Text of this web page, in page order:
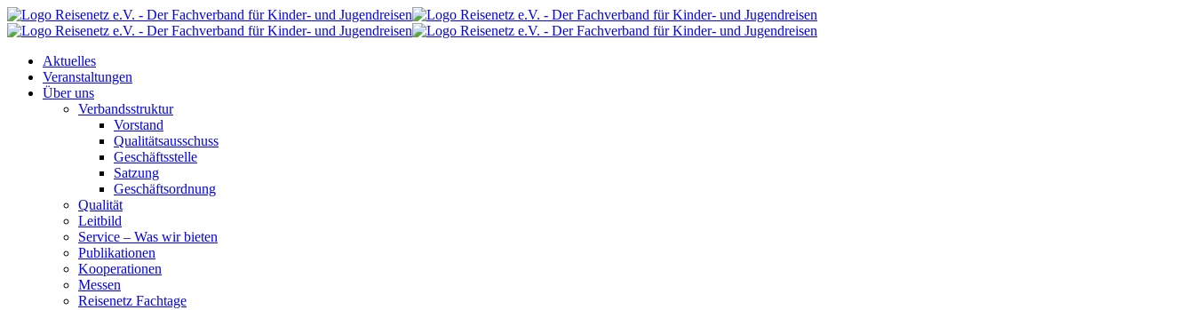
Aktuelles
Veranstaltungen
Über uns
Verbandsstruktur
Vorstand
Qualitätsausschuss
Geschäftsstelle
Satzung
Geschäftsordnung
Qualität
Leitbild
Service – Was wir bieten
Publikationen
Kooperationen
Messen
Reisenetz Fachtage